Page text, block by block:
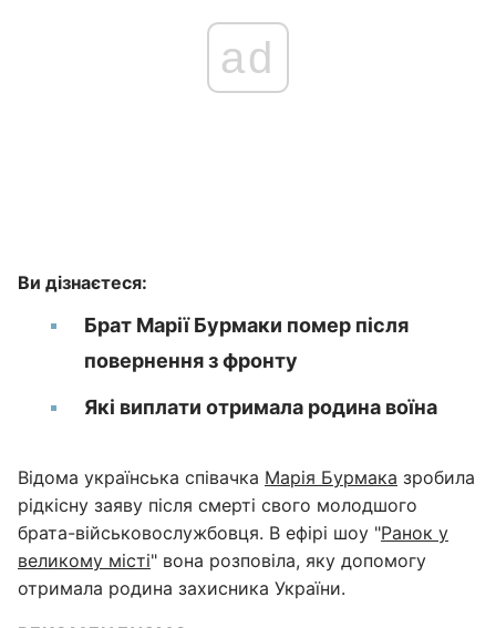
ad
Ви дізнаєтеся:
Брат Марії Бурмаки помер після
повернення з фронту
Які виплати отримала родина воїна
Відома українська співачка Марія Бурмака зробила
рідкісну заяву після смерті свого молодшого
брата-військовослужбовця. В ефірі шоу "Ранок у
великому місті" вона розповіла, яку допомогу
отримала родина захисника України.